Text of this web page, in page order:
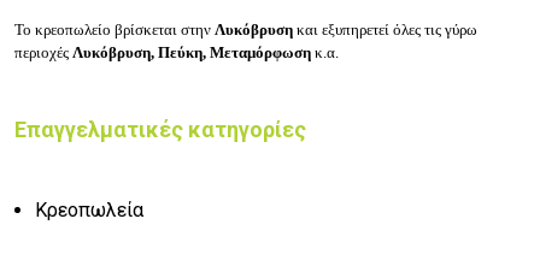
Το κρεοπωλείο βρίσκεται στην Λυκόβρυση και εξυπηρετεί όλες τις γύρω
περιοχές Λυκόβρυση, Πεύκη, Μεταμόρφωση κ.α.
Επαγγελματικές κατηγορίες
Κρεοπωλεία